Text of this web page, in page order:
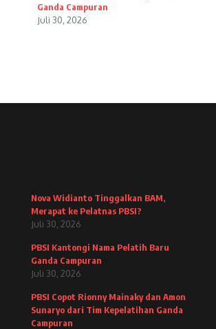
Ganda Campuran
Juli 30, 2026
Nova Widianto Tinggalkan BAM,
Merapat ke Pelatnas PBSI?
Juli 30, 2026
PBSI Kantongi Nama Pelatih Baru
Ganda Campuran
Juli 30, 2026
PBSI Copot Rionny Mainaky dan Amon
Sunaryo dari Tim Kepelatihan Ganda
Campuran